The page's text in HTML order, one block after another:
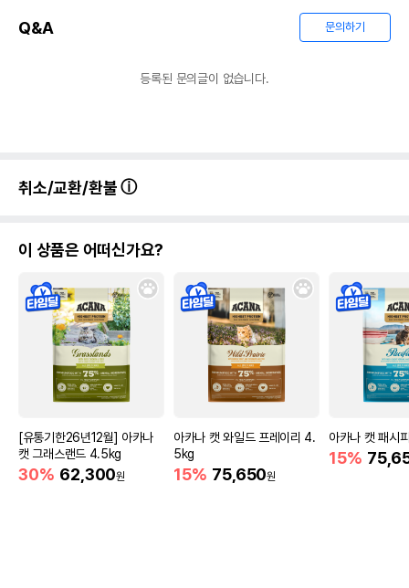
Q&A 문의하기
등록된 문의글이 없습니다.
취소/교환/환불
이 상품은 어떠신가요?
[유통기한26년12월] 아카나
캣 그래스랜드 4.5kg
30% 62,300원
아카나 캣 와일드 프레이리 4.
5kg
15% 75,650원
아카나 캣 패시
15%